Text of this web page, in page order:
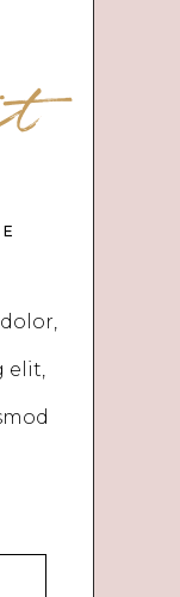
elit,